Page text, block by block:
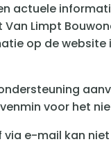
actuele
Limpt
op de website
voor het
e-mail kan